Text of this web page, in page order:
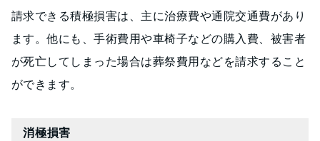
請求できる積極損害は、主に治療費や通院交通費があり
ます。他にも、手術費用や車椅子などの購入費、被害者
が死亡してしまった場合は葬祭費用などを請求すること
ができます。
消極損害